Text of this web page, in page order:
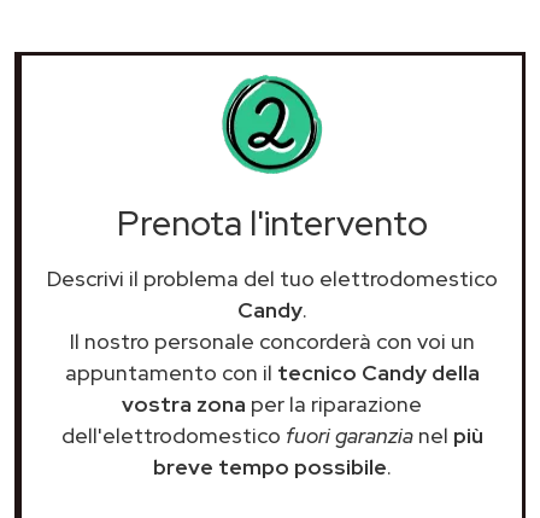
Prenota l'intervento
Descrivi il problema del tuo elettrodomestico
Candy.
Il nostro personale concorderà con voi un
appuntamento con il tecnico Candy della
vostra zona per la riparazione
dell'elettrodomestico fuori garanzianel più
breve tempo possibile.